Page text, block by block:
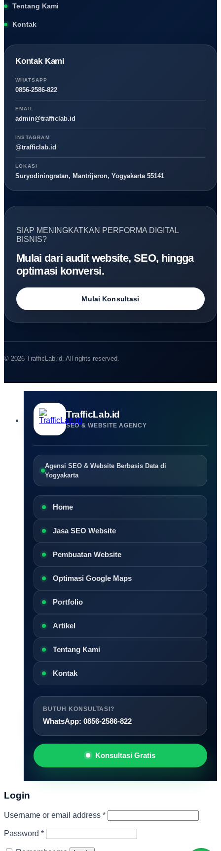
Tentang Kami
Kontak
Kontak Kami
WHATSAPP
0856-2586-822
EMAIL
admin@trafficlab.id
INSTAGRAM
@trafficlab.id
LOKASI
Suryodiningratan, Mantrijeron, Yogyakarta 55141
SIAP MENINGKATKAN PERFORMA DIGITAL
BISNIS?
Mulai dari audit website, SEO, hingga
optimasi konversi.
Mulai Konsultasi
© 2026 TrafficLab.id. All rights reserved.
TrafficLab.id
SEO & WEBSITE AGENCY
Agensi SEO & Website Berbasis Data di
Yogyakarta
Home
Jasa SEO Website
Pembuatan Website
Optimasi Google Maps
Portfolio
Artikel
Tentang Kami
Kontak
BUTUH KONSULTASI?
WhatsApp: 0856-2586-822
Konsultasi Gratis
Login
Username or email address *Required
Password *Required